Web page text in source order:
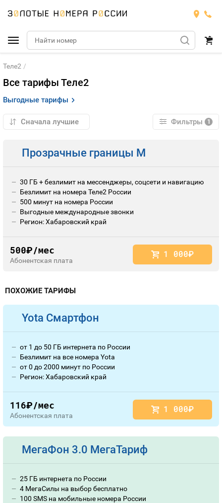
Подобрать номер
МТС
Билайн
Тарифы
Номера
ТЕЛЕ2
Тарифы
Йота
ЙОТА
Номера
Продать номер
Контакты
Теле2
Все тарифы Теле2
Выгодные тарифы
Фильтры 1
Прозрачные границы M
30 ГБ + безлимит на мессенджеры, соцсети и навигацию
Безлимит на номера Теле2 России
500 минут на номера России
Выгодные международные звонки
Регион: Хабаровский край
500руб./мес
Абонентская плата
1 000руб.
ПОХОЖИЕ ТАРИФЫ
Yota Смартфон
от 1 до 50 ГБ интернета по России
Безлимит на все номера Yota
от 0 до 2000 минут по России
Регион: Хабаровский край
116руб./мес
Абонентская плата
1 000руб.
МегаФон 3.0 МегаТариф
25 ГБ интернета по России
4 МегаСилы на выбор бесплатно
100 SMS на мобильные номера России